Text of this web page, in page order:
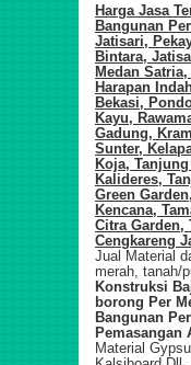
Harga Jasa
Bangunan
Jatisari,
Bintara,
Medan
Harapan
Bekasi,
Kayu,
Gadung,
Sunter,
Koja,
Kalideres,
Green
Kencana,
Citra Garden,
Cengkareng
Jual Material
merah, tanah/
Konstruksi
borong Per
Bangunan
Pemasangan
Material